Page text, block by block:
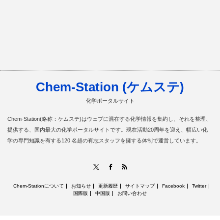
Chem-Station (ケムステ)
化学ポータルサイト
Chem-Station(略称：ケムステ)はウェブに混在する化学情報を集約し、それを整理、
提供する、国内最大の化学ポータルサイトです。現在活動20周年を迎え、幅広い化
学の専門知識を有する120 名超の有志スタッフを擁する体制で運営しています。
Facebook
Chem-Stationについて お知らせ 更新履歴 サイトマップ Facebook
Twitter
国際版
中国版 お問い合わせ